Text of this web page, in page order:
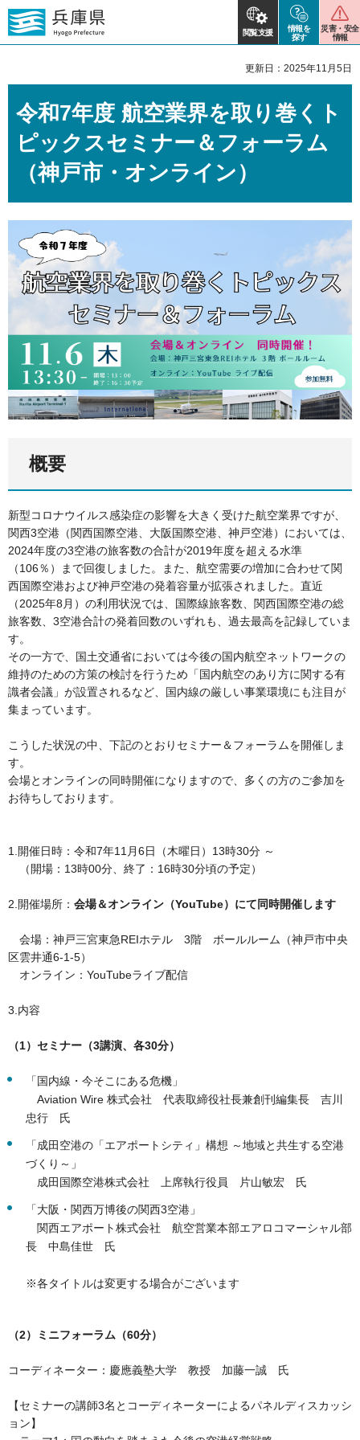
閲覧支援
情報を
探す
災害・安全
情報
更新日：2025年11月5日
令和7年度 航空業界を取り巻くト
ピックスセミナー＆フォーラム
（神戸市・オンライン）
概要
新型コロナウイルス感染症の影響を大きく受けた航空業界ですが、
関西3空港（関西国際空港、大阪国際空港、神戸空港）においては、
2024年度の3空港の旅客数の合計が2019年度を超える水準
（106％）まで回復しました。また、航空需要の増加に合わせて関
西国際空港および神戸空港の発着容量が拡張されました。直近
（2025年8月）の利用状況では、国際線旅客数、関西国際空港の総
旅客数、3空港合計の発着回数のいずれも、過去最高を記録していま
す。
その一方で、国土交通省においては今後の国内航空ネットワークの
維持のための方策の検討を行うため「国内航空のあり方に関する有
識者会議」が設置されるなど、国内線の厳しい事業環境にも注目が
集まっています。
こうした状況の中、下記のとおりセミナー＆フォーラムを開催しま
す。
会場とオンラインの同時開催になりますので、多くの方のご参加を
お待ちしております。
1.開催日時：令和7年11月6日（木曜日）13時30分 ～
（開場：13時00分、終了：16時30分頃の予定）
2.開催場所： 会場＆オンライン（YouTube）にて同時開催します
会場：神戸三宮東急REIホテル 3階 ボールルーム（神戸市中央
区雲井通6-1-5）
オンライン：YouTubeライブ配信
3.内容
（1）セミナー（3講演、各30分）
「国内線・今そこにある危機」
Aviation Wire 株式会社 代表取締役社長兼創刊編集長 吉川
忠行 氏
「成田空港の「エアポートシティ」構想 ～地域と共生する空港
づくり～」
成田国際空港株式会社 上席執行役員 片山敏宏 氏
「大阪・関西万博後の関西3空港」
関西エアポート株式会社 航空営業本部エアロコマーシャル部
長 中島佳世 氏
※各タイトルは変更する場合がございます
（2）ミニフォーラム（60分）
コーディネーター：慶應義塾大学 教授 加藤一誠 氏
【セミナーの講師3名とコーディネーターによるパネルディスカッシ
ョン】